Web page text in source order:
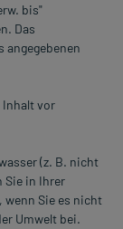
bis"
Das
angegebenen
Inhalt vor
(z. B. nicht
Sie in Ihrer
wenn Sie es nicht
Umwelt bei.